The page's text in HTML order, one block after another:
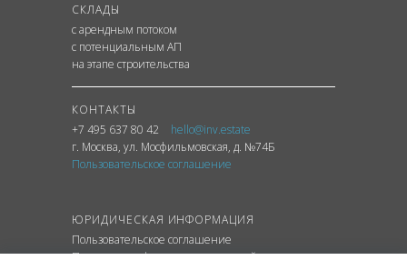
СКЛАДЫ
с арендным потоком
с потенциальным АП
на этапе строительства
КОНТАКТЫ
+7 495 637 80 42
hello@inv.estate
г. Москва, ул. Мосфильмовская, д. №74Б
Пользовательское соглашение
ЮРИДИЧЕСКАЯ ИНФОРМАЦИЯ
Пользовательское соглашение
Политика конфиденциальности сайта